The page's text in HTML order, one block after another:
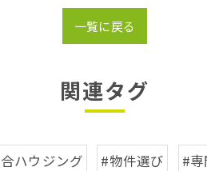
一覧に戻る
関連タグ
ハウジング #物件選び #